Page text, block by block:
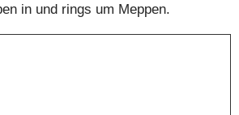
in und rings um Meppen.